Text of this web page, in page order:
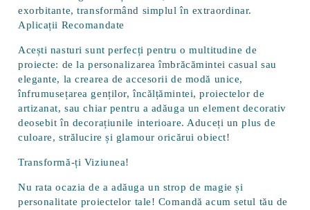
exorbitante, transformând simplul în extraordinar.
Aplicații Recomandate
Acești nasturi sunt perfecți pentru o multitudine de
proiecte: de la personalizarea îmbrăcămintei casual sau
elegante, la crearea de accesorii de modă unice,
înfrumusețarea genților, încălțămintei, proiectelor de
artizanat, sau chiar pentru a adăuga un element decorativ
deosebit în decorațiunile interioare. Aduceți un plus de
culoare, strălucire și glamour oricărui obiect!
Transformă-ți Viziunea!
Nu rata ocazia de a adăuga un strop de magie și
personalitate proiectelor tale! Comandă acum setul tău de